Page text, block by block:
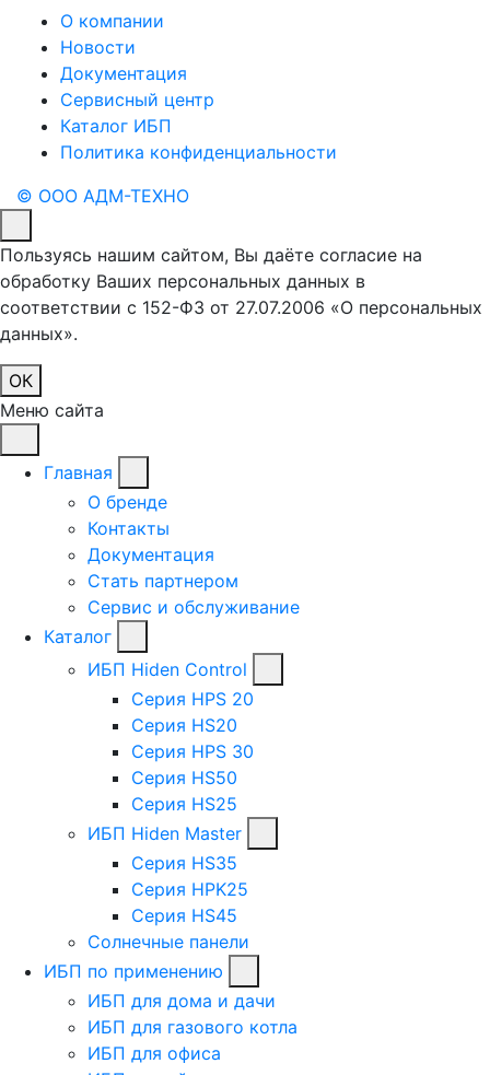
О компании
Новости
Документация
Сервисный центр
Каталог ИБП
Политика конфиденциальности
© ООО АДМ-ТЕХНО
Пользуясь нашим сайтом, Вы даёте согласие на
обработку Ваших персональных данных в
соответствии с 152-ФЗ от 27.07.2006 «О персональных
данных».
ОК
Меню сайта
Главная
О бренде
Контакты
Документация
Стать партнером
Сервис и обслуживание
Каталог
ИБП Hiden Control
Серия HPS 20
Серия HS20
Серия HPS 30
Серия HS50
Серия HS25
ИБП Hiden Master
Серия HS35
Серия HPK25
Серия HS45
Солнечные панели
ИБП по применению
ИБП для дома и дачи
ИБП для газового котла
ИБП для офиса